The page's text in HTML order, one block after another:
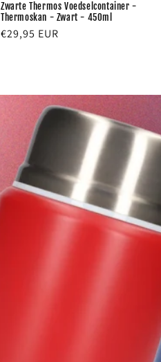
Zwarte Thermos Voedselcontainer -
Thermoskan - Zwart - 450ml
Normale
€29,95 EUR